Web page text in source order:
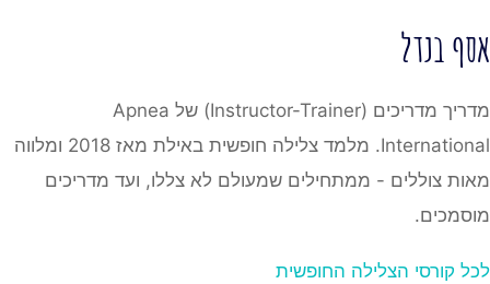
אסף בנדל
מדריך מדריכים (Instructor-Trainer) של Apnea
International. מלמד צלילה חופשית באילת מאז 2018 ומלווה
מאות צוללים - ממתחילים שמעולם לא צללו, ועד מדריכים
מוסמכים.
לכל קורסי הצלילה החופשית